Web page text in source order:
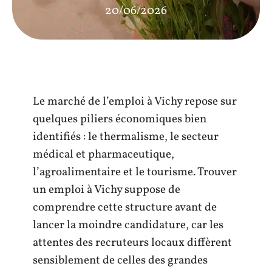
20/06/2026
Le marché de l’emploi à Vichy repose sur
quelques piliers économiques bien
identifiés : le thermalisme, le secteur
médical et pharmaceutique,
l’agroalimentaire et le tourisme. Trouver
un emploi à Vichy suppose de
comprendre cette structure avant de
lancer la moindre candidature, car les
attentes des recruteurs locaux diffèrent
sensiblement de celles des grandes